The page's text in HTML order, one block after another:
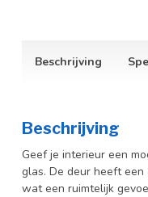
Beschrijving
Beschrijving
Geef je interieur een
glas. De deur heeft
wat een ruimtelijk